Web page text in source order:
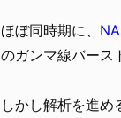
ほぼ同時期に、
のガンマ線バース
しかし解析を進め